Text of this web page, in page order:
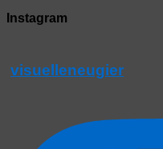
Instagram
visuelleneugier